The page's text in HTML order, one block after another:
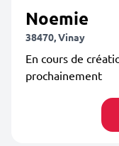
Noemie
38470, Vinay
En cours de
prochainement